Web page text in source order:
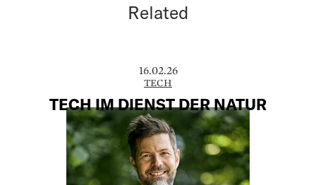
Related
16.02.26
TECH
TECH IM DIENST DER NATUR